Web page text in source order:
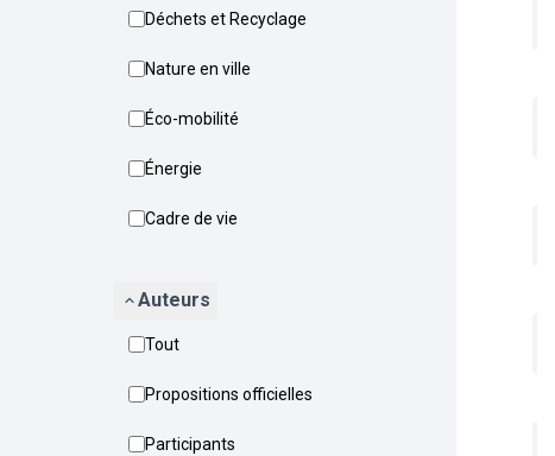
Déchets et Recyclage
Nature en ville
Éco-mobilité
Énergie
Cadre de vie
Auteurs
Tout
Propositions officielles
Participants